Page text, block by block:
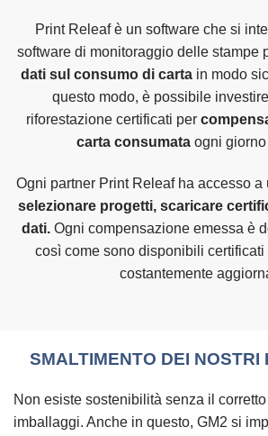
Print Releaf è un software che si
software di monitoraggio delle stampe
dati sul consumo di carta in modo
questo modo, è possibile
riforestazione certificati per
carta consumata ogni
Ogni partner Print Releaf ha accesso a
selezionare progetti, scaricare
dati.Ogni compensazione emessa è
così come sono disponibili certificati
costantemente
SMALTIMENTO DEI NOSTRI
Non esiste sostenibilità senza il
imballaggi. Anche in questo, GM2 si